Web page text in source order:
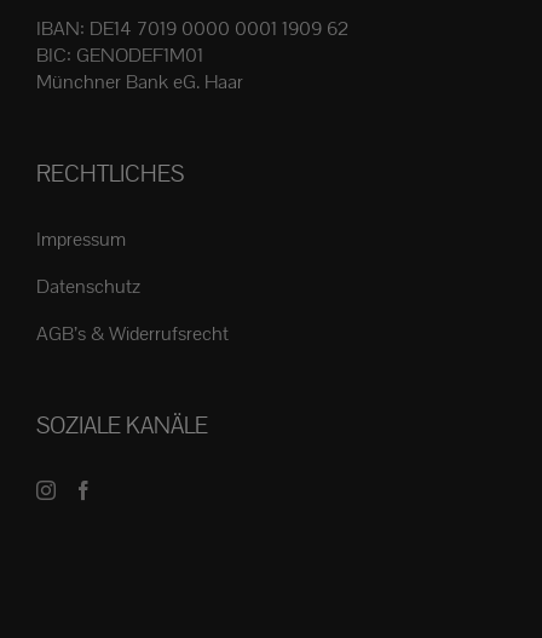
IBAN: DE14 7019 0000 0001 1909 62
BIC: GENODEF1M01
Münchner Bank eG. Haar
RECHTLICHES
Impressum
Datenschutz
AGB’s & Widerrufsrecht
SOZIALE KANÄLE